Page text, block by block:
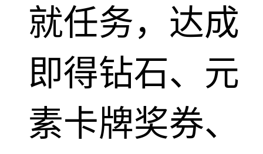
就任务，达成
即得钻石、元
素卡牌奖券、